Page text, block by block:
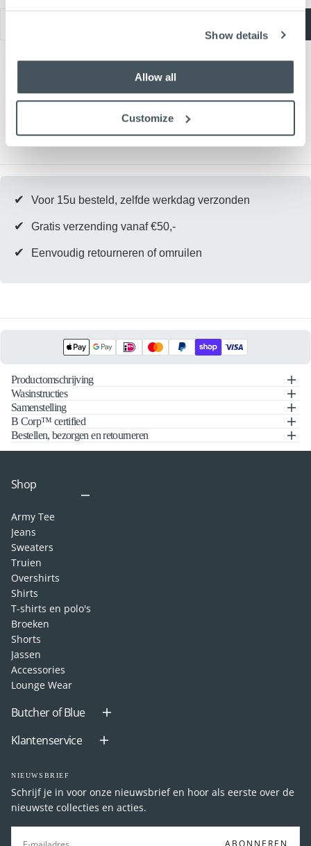
Show details
Allow all
Customize
BESCHIKBAAR
Hoeveelheid
Vintage
Alaska
Vintage
|
Alaska
✔ Voor 15u besteld, zelfde werkdag verzonden
✔ Gratis verzending vanaf €50,-
✔ Eenvoudig retourneren of omruilen
Productomschrijving
Wasinstructies
Samenstelling
B Corp™ certified
Bestellen, bezorgen en retourneren
Shop
Army Tee
Jeans
Sweaters
Truien
Overshirts
Shirts
T-shirts en polo's
Broeken
Shorts
Jassen
Accessories
Lounge Wear
Butcher of Blue
Klantenservice
NIEUWSBRIEF
Schrijf je in voor onze nieuwsbrief en hoor als eerste over de
nieuwste collecties en acties.
MAIL